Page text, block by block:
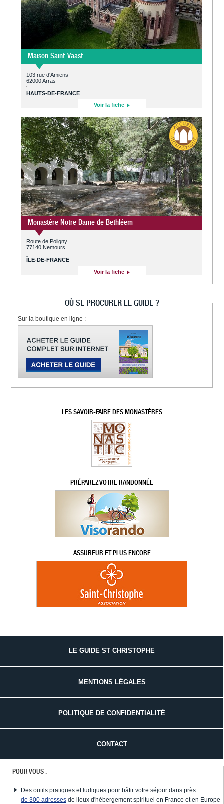
Maison Saint-Vaast
103 rue d'Amiens
62000 Arras
HAUTS-DE-FRANCE
Voir la fiche
Monastère Notre Dame de Bethléem
Route de Poligny
77140 Nemours
ÎLE-DE-FRANCE
Voir la fiche
OÙ SE PROCURER LE GUIDE ?
Sur la boutique en ligne :
LES SAVOIR-FAIRE DES MONASTÈRES
PRÉPAREZ VOTRE RANDONNÉE
ASSUREUR ET PLUS ENCORE
LE GUIDE ST CHRISTOPHE
MENTIONS LÉGALES
POLITIQUE DE CONFIDENTIALITÉ
CONTACT
POUR VOUS :
Des outils pratiques et ludiques pour bâtir votre séjour dans près
de 300 adresses de lieux d'hébergement spirituel en France et en Europe